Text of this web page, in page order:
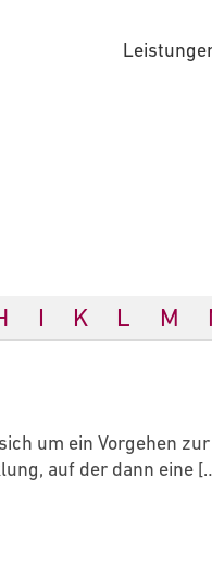
I K L M
um ein Vorgehen
auf der dann eine